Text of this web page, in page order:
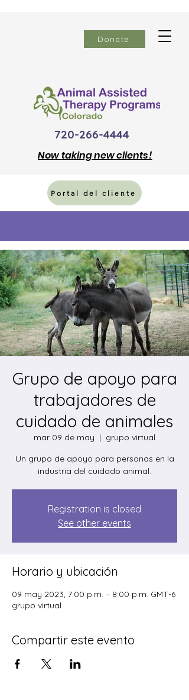
Donate
720-266-4444
Nowtaking new clients!
Portal del cliente
Grupo de apoyo para
trabajadores de
cuidado de animales
mar 09 de may
  |
grupo virtual
Un grupo de apoyo para personas en la
industria del cuidado animal.
Registration is closed
See other events
Horario y ubicación
09 may 2023, 7:00 p.m. – 8:00 p.m. GMT-6
grupo virtual
Compartir este evento